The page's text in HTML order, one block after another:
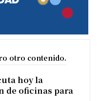
otro contenido.
hoy la
de oficinas para